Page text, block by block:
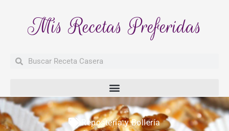
Mis Recetas Preferidas
BuscarBuscar
Repostería y Bollería